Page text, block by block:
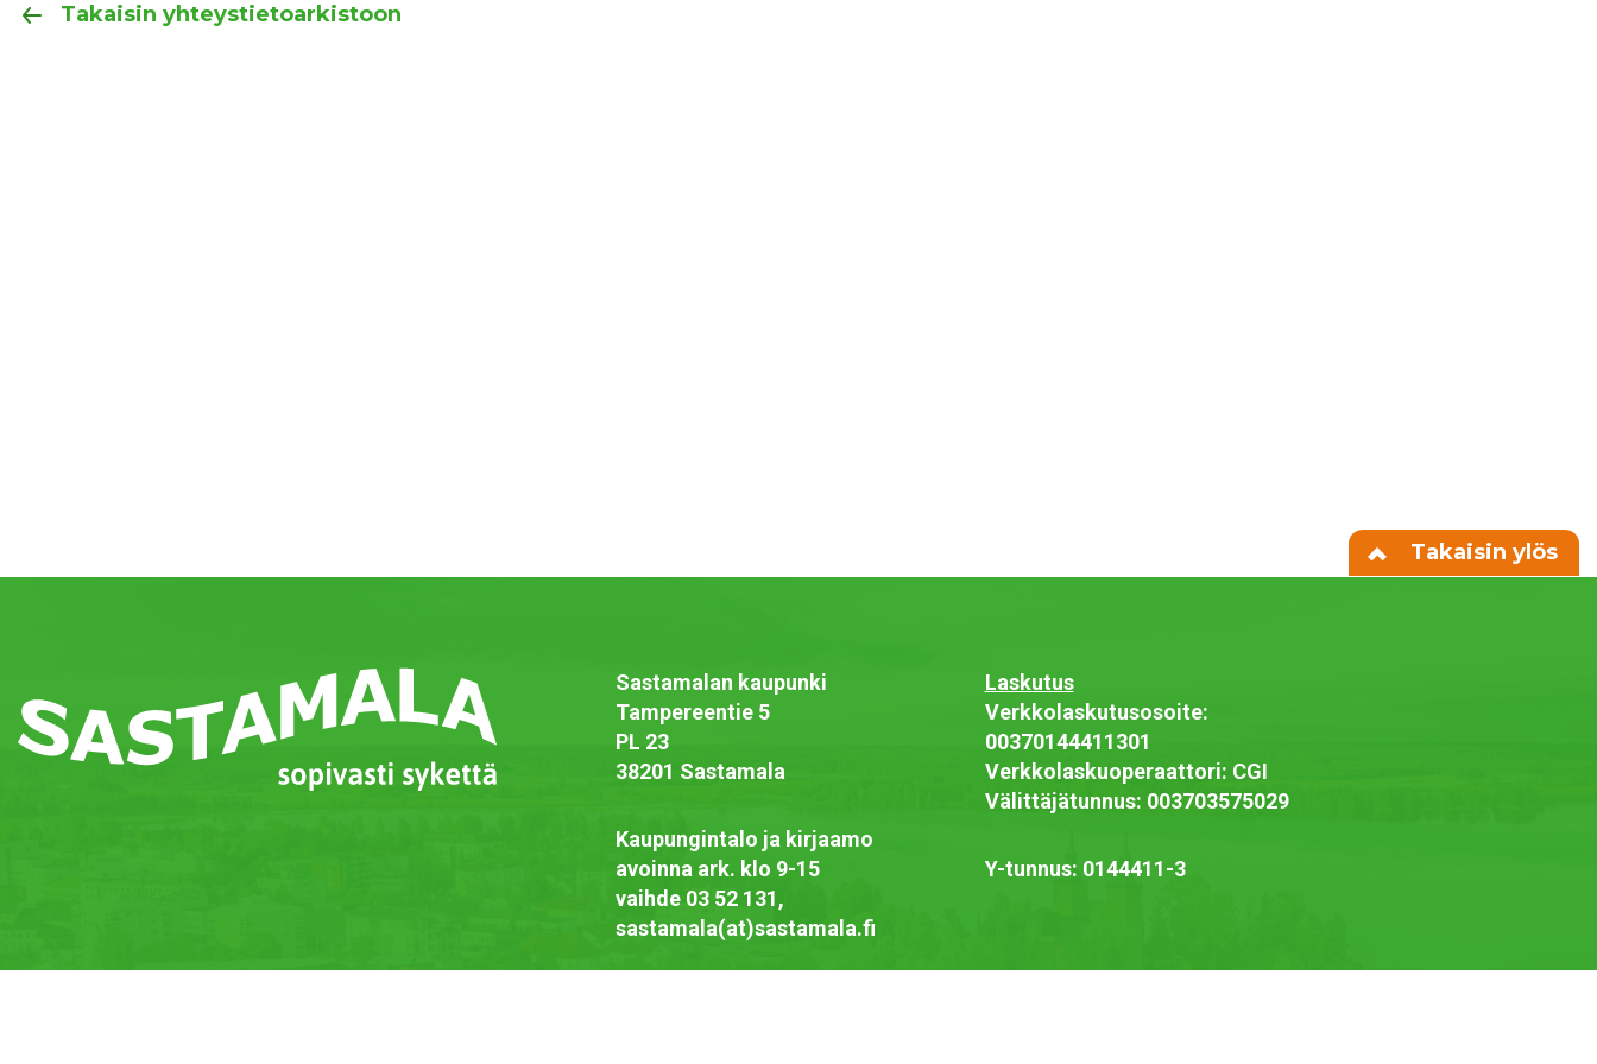
Takaisin yhteystietoarkistoon
Takaisin ylös
Sastamalan kaupunki
Tampereentie 5
PL 23
38201 Sastamala
Kaupungintalo ja kirjaamo
avoinna ark. klo 9-15
vaihde 03 52 131,
sastamala(at)sastamala.fi
Laskutus
Verkkolaskutusosoite:
00370144411301
Verkkolaskuoperaattori: CGI
Välittäjätunnus: 003703575029
Y-tunnus: 0144411-3